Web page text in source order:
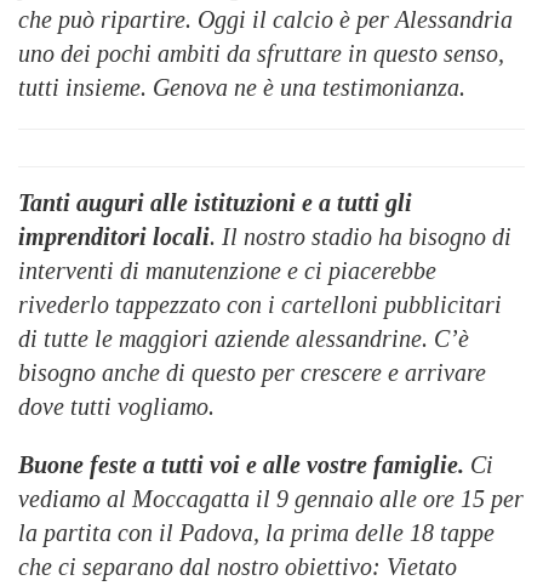
che può ripartire. Oggi il calcio è per Alessandria
uno dei pochi ambiti da sfruttare in questo senso,
tutti insieme. Genova ne è una testimonianza.
Tanti auguri alle istituzioni e a tutti gli
imprenditori locali. Il nostro stadio ha bisogno di
interventi di manutenzione e ci piacerebbe
rivederlo tappezzato con i cartelloni pubblicitari
di tutte le maggiori aziende alessandrine. C’è
bisogno anche di questo per crescere e arrivare
dove tutti vogliamo.
Buone feste a tutti voi e alle vostre famiglie. Ci
vediamo al Moccagatta il 9 gennaio alle ore 15 per
la partita con il Padova, la prima delle 18 tappe
che ci separano dal nostro obiettivo: Vietato